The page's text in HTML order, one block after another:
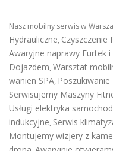
Nasz mobilny serwis w
Hydrauliczne, Czyszczenie
Awaryjne naprawy Furtek
Dojazdem, Warsztat
wanien SPA,
Serwisujemy Maszyny
Usługi elektryka
indukcyjne, Serwis
Montujemy wizjery z